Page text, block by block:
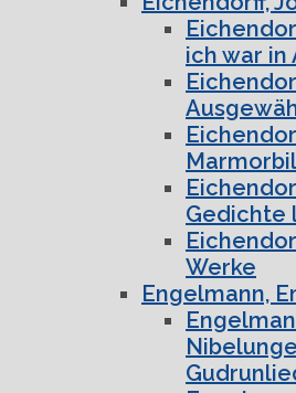
ich war in
Gedichte
Werke
Engelmann,